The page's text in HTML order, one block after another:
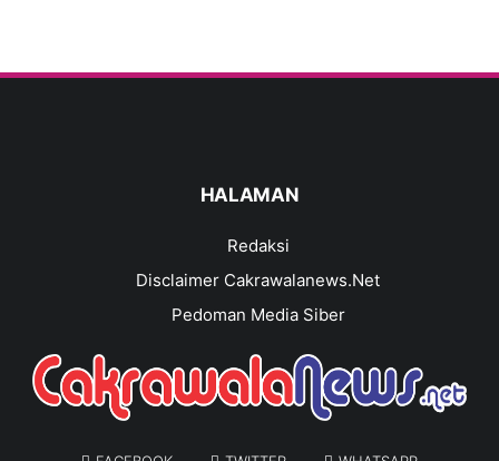
HALAMAN
Redaksi
Disclaimer Cakrawalanews.Net
Pedoman Media Siber